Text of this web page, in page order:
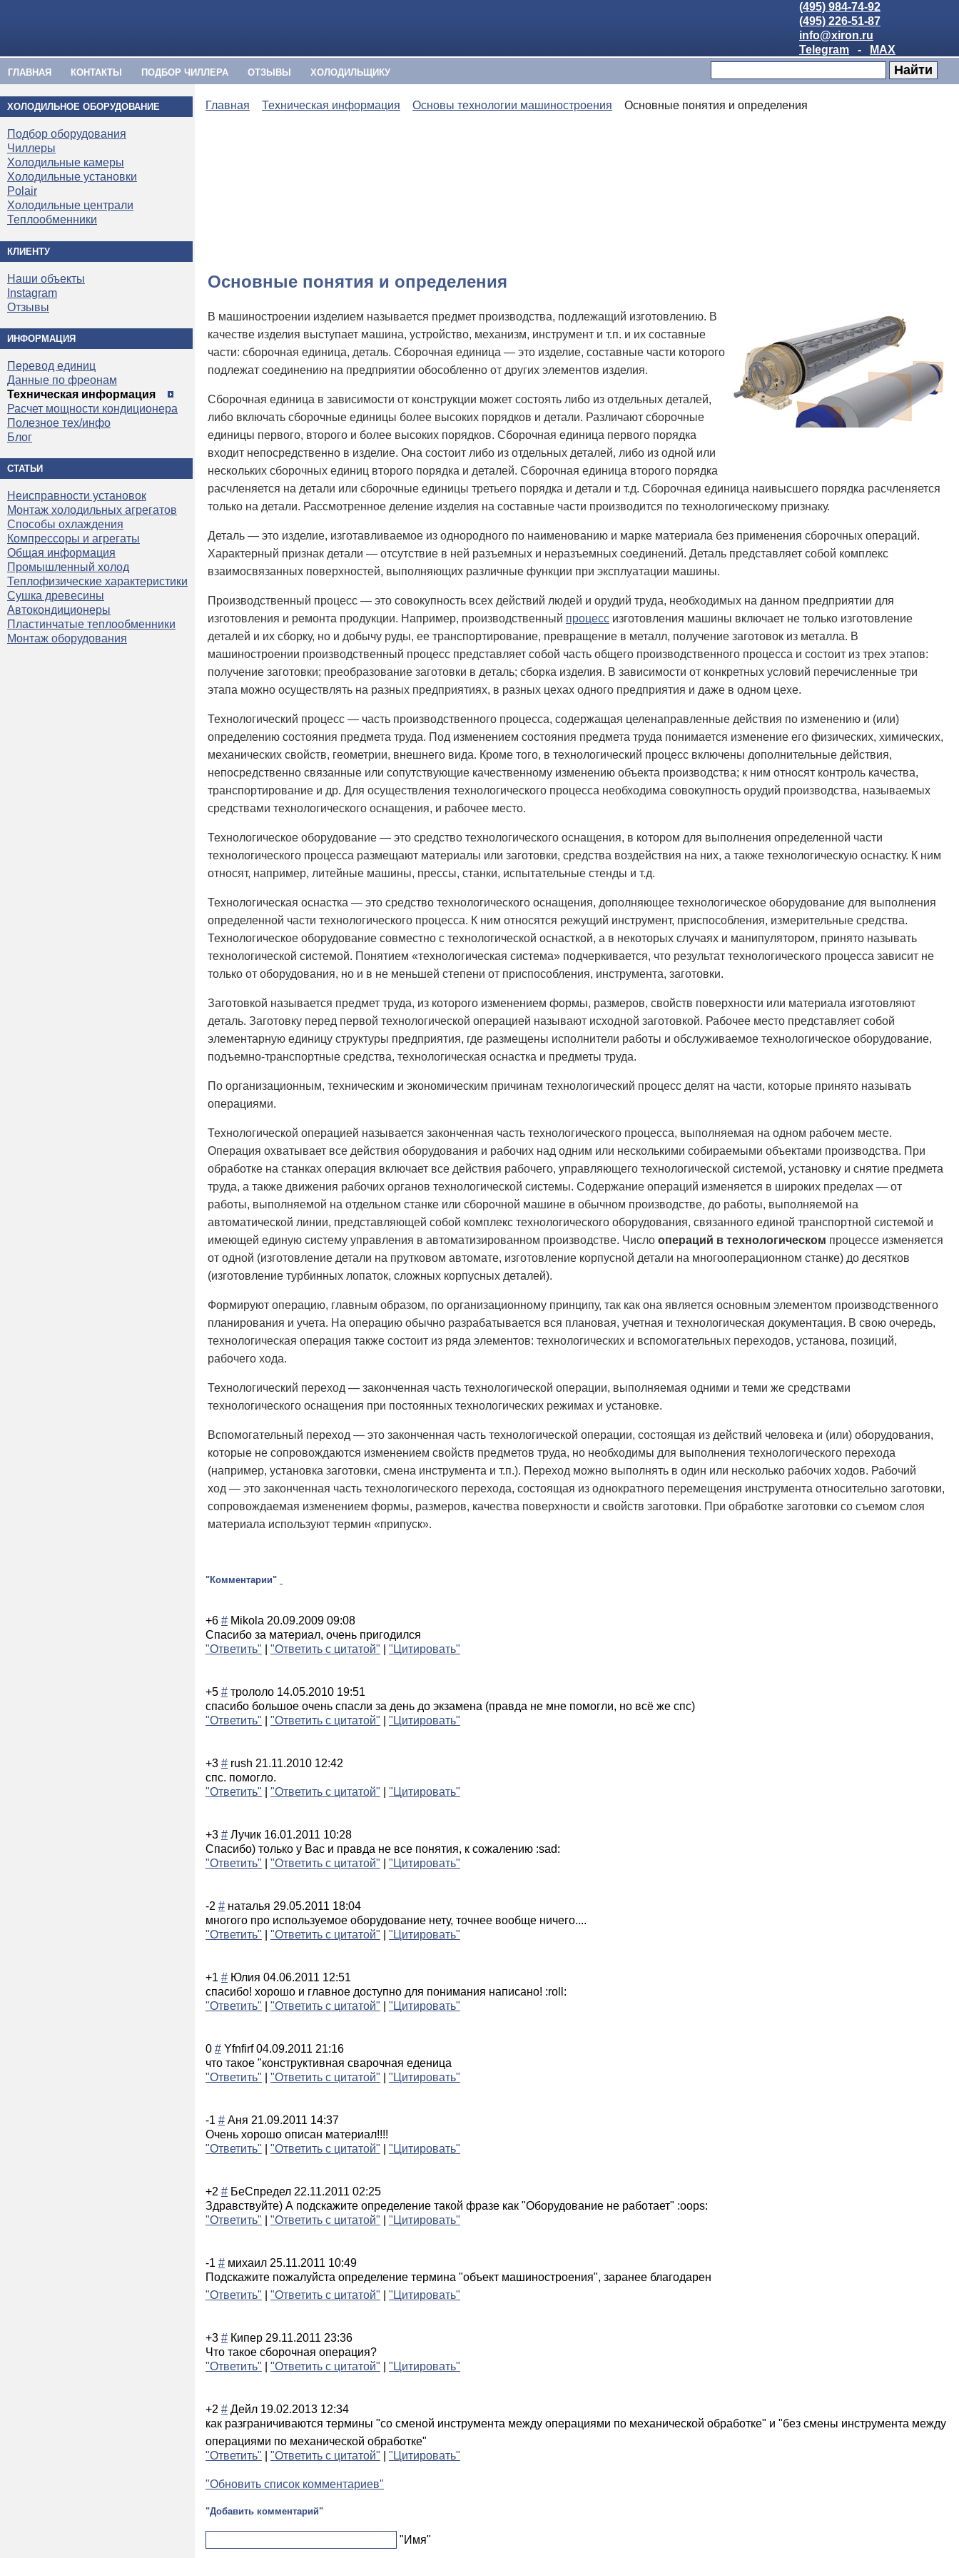
(495) 984-74-92
(495) 226-51-87
info@xiron.ru
Telegram
- MAX
ГЛАВНАЯ КОНТАКТЫ ПОДБОР ЧИЛЛЕРА ОТЗЫВЫ ХОЛОДИЛЬЩИКУ
ХОЛОДИЛЬНОЕ ОБОРУДОВАНИЕ
Подбор оборудования
Чиллеры
Холодильные камеры
Холодильные установки
Polair
Холодильные централи
Теплообменники
КЛИЕНТУ
Наши объекты
Instagram
Отзывы
ИНФОРМАЦИЯ
Перевод единиц
Данные по фреонам
Техническая информация
Расчет мощности кондиционера
Полезное тех/инфо
Блог
СТАТЬИ
Неисправности установок
Монтаж холодильных агрегатов
Способы охлаждения
Компрессоры и агрегаты
Общая информация
Промышленный холод
Теплофизические характеристики
Сушка древесины
Автокондиционеры
Пластинчатые теплообменники
Монтаж оборудования
Главная Техническая информация Основы технологии машиностроения Основные понятия и определения
Основные понятия и определения
В машиностроении изделием называется предмет производства, подлежащий изготовлению. В
качестве изделия выступает машина, устройство, механизм, инструмент и т.п. и их составные
части: сборочная единица, деталь. Сборочная единица — это изделие, составные части которого
подлежат соединению на предприятии обособленно от других элементов изделия.
Сборочная единица в зависимости от конструкции может состоять либо из отдельных деталей,
либо включать сборочные единицы более высоких порядков и детали. Различают сборочные
единицы первого, второго и более высоких порядков. Сборочная единица первого порядка
входит непосредственно в изделие. Она состоит либо из отдельных деталей, либо из одной или
нескольких сборочных единиц второго порядка и деталей. Сборочная единица второго порядка
расчленяется на детали или сборочные единицы третьего порядка и детали и т.д. Сборочная единица наивысшего порядка расчленяется
только на детали. Рассмотренное деление изделия на составные части производится по технологическому признаку.
Деталь — это изделие, изготавливаемое из однородного по наименованию и марке материала без применения сборочных операций.
Характерный признак детали — отсутствие в ней разъемных и неразъемных соединений. Деталь представляет собой комплекс
взаимосвязанных поверхностей, выполняющих различные функции при эксплуатации машины.
Производственный процесс — это совокупность всех действий людей и орудий труда, необходимых на данном предприятии для
изготовления и ремонта продукции. Например, производственный процесс изготовления машины включает не только изготовление
деталей и их сборку, но и добычу руды, ее транспортирование, превращение в металл, получение заготовок из металла. В
машиностроении производственный процесс представляет собой часть общего производственного процесса и состоит из трех этапов:
получение заготовки; преобразование заготовки в деталь; сборка изделия. В зависимости от конкретных условий перечисленные три
этапа можно осуществлять на разных предприятиях, в разных цехах одного предприятия и даже в одном цехе.
Технологический процесс — часть производственного процесса, содержащая целенаправленные действия по изменению и (или)
определению состояния предмета труда. Под изменением состояния предмета труда понимается изменение его физических, химических,
механических свойств, геометрии, внешнего вида. Кроме того, в технологический процесс включены дополнительные действия,
непосредственно связанные или сопутствующие качественному изменению объекта производства; к ним относят контроль качества,
транспортирование и др. Для осуществления технологического процесса необходима совокупность орудий производства, называемых
средствами технологического оснащения, и рабочее место.
Технологическое оборудование — это средство технологического оснащения, в котором для выполнения определенной части
технологического процесса размещают материалы или заготовки, средства воздействия на них, а также технологическую оснастку. К ним
относят, например, литейные машины, прессы, станки, испытательные стенды и т.д.
Технологическая оснастка — это средство технологического оснащения, дополняющее технологическое оборудование для выполнения
определенной части технологического процесса. К ним относятся режущий инструмент, приспособления, измерительные средства.
Технологическое оборудование совместно с технологической оснасткой, а в некоторых случаях и манипулятором, принято называть
технологической системой. Понятием «технологическая система» подчеркивается, что результат технологического процесса зависит не
только от оборудования, но и в не меньшей степени от приспособления, инструмента, заготовки.
Заготовкой называется предмет труда, из которого изменением формы, размеров, свойств поверхности или материала изготовляют
деталь. Заготовку перед первой технологической операцией называют исходной заготовкой. Рабочее место представляет собой
элементарную единицу структуры предприятия, где размещены исполнители работы и обслуживаемое технологическое оборудование,
подъемно-транспортные средства, технологическая оснастка и предметы труда.
По организационным, техническим и экономическим причинам технологический процесс делят на части, которые принято называть
операциями.
Технологической операцией называется законченная часть технологического процесса, выполняемая на одном рабочем месте.
Операция охватывает все действия оборудования и рабочих над одним или несколькими собираемыми объектами производства. При
обработке на станках операция включает все действия рабочего, управляющего технологической системой, установку и снятие предмета
труда, а также движения рабочих органов технологической системы. Содержание операций изменяется в широких пределах — от
работы, выполняемой на отдельном станке или сборочной машине в обычном производстве, до работы, выполняемой на
автоматической линии, представляющей собой комплекс технологического оборудования, связанного единой транспортной системой и
имеющей единую систему управления в автоматизированном производстве. Число операций в технологическом процессе изменяется
от одной (изготовление детали на прутковом автомате, изготовление корпусной детали на многооперационном станке) до десятков
(изготовление турбинных лопаток, сложных корпусных деталей).
Формируют операцию, главным образом, по организационному принципу, так как она является основным элементом производственного
планирования и учета. На операцию обычно разрабатывается вся плановая, учетная и технологическая документация. В свою очередь,
технологическая операция также состоит из ряда элементов: технологических и вспомогательных переходов, установа, позиций,
рабочего хода.
Технологический переход — законченная часть технологической операции, выполняемая одними и теми же средствами
технологического оснащения при постоянных технологических режимах и установке.
Вспомогательный переход — это законченная часть технологической операции, состоящая из действий человека и (или) оборудования,
которые не сопровождаются изменением свойств предметов труда, но необходимы для выполнения технологического перехода
(например, установка заготовки, смена инструмента и т.п.). Переход можно выполнять в один или несколько рабочих ходов. Рабочий
ход — это законченная часть технологического перехода, состоящая из однократного перемещения инструмента относительно заготовки,
сопровождаемая изменением формы, размеров, качества поверхности и свойств заготовки. При обработке заготовки со съемом слоя
материала используют термин «припуск».
"Комментарии"
+6 # Mikola 20.09.2009 09:08
Спасибо за материал, очень пригодился
"Ответить"
"Ответить с цитатой" "Цитировать"
+5 # трололо 14.05.2010 19:51
спасибо большое очень спасли за день до экзамена (правда не мне помогли, но всё же спс)
"Ответить"
"Ответить с цитатой" "Цитировать"
+3 # rush 21.11.2010 12:42
спс. помогло.
"Ответить"
"Ответить с цитатой" "Цитировать"
+3 # Лучик 16.01.2011 10:28
Спасибо) только у Вас и правда не все понятия, к сожалению :sad:
"Ответить"
"Ответить с цитатой" "Цитировать"
-2 # наталья 29.05.2011 18:04
многого про используемое оборудование нету, точнее вообще ничего....
"Ответить"
"Ответить с цитатой" "Цитировать"
+1 # Юлия 04.06.2011 12:51
спасибо! хорошо и главное доступно для понимания написано! :roll:
"Ответить"
"Ответить с цитатой" "Цитировать"
0 # Yfnfirf 04.09.2011 21:16
что такое "конструктивная сварочная еденица
"Ответить"
"Ответить с цитатой" "Цитировать"
-1 # Аня 21.09.2011 14:37
Очень хорошо описан материал!!!!
"Ответить"
"Ответить с цитатой" "Цитировать"
+2 # БеСпредел 22.11.2011 02:25
Здравствуйте) А подскажите определение такой фразе как "Оборудование не работает" :oops:
"Ответить"
"Ответить с цитатой" "Цитировать"
-1 # михаил 25.11.2011 10:49
Подскажите пожалуйста определение термина "объект машиностроения", заранее благодарен
"Ответить"
"Ответить с цитатой" "Цитировать"
+3 # Кипер 29.11.2011 23:36
Что такое сборочная операция?
"Ответить"
"Ответить с цитатой" "Цитировать"
+2 # Дейл 19.02.2013 12:34
как разграничиваются термины "со сменой инструмента между операциями по механической обработке" и "без смены инструмента между
операциями по механической обработке"
"Ответить"
"Ответить с цитатой" "Цитировать"
"Обновить список комментариев"
"Добавить комментарий"
"Имя"